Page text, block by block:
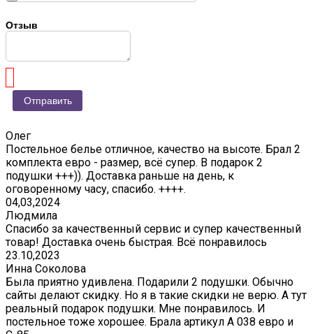
Отзыв
Олег
Постельное белье отличное, качество на высоте. Брал 2
комплекта евро - размер, всё супер. В подарок 2
подушки +++)). Доставка раньше на день, к
оговоренному часу, спасибо. ++++.
04,03,2024
Людмила
Спасибо за качественный сервис и супер качественный
товар! Доставка очень быстрая. Всё понравилось
23.10,2023
Инна Соколова
Была приятно удивлена. Подарили 2 подушки. Обычно
сайты делают скидку. Но я в такие скидки не верю. А тут
реальный подарок подушки. Мне понравилось. И
постельное тоже хорошее. Брала артикул А 038 евро и